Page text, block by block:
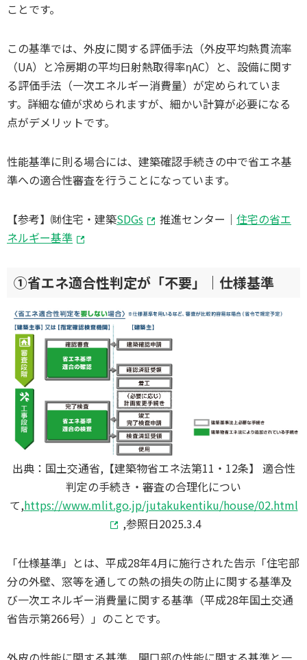
ことです。
この基準では、外皮に関する評価手法（外皮平均熱貫流率
（UA）と冷房期の平均日射熱取得率ηAC）と、設備に関す
る評価手法（一次エネルギー消費量）が定められていま
す。詳細な値が求められますが、細かい計算が必要になる
点がデメリットです。
性能基準に則る場合には、建築確認手続きの中で省エネ基
準への適合性審査を行うことになっています。
【参考】㈶住宅・建築SDGs 推進センター｜ 住宅の省エ
ネルギー基準
①省エネ適合性判定が「不要」｜仕様基準
出典：国土交通省,【建築物省エネ法第11・12条】 適合性
判定の手続き・審査の合理化につい
て,https://www.mlit.go.jp/jutakukentiku/house/02.html
,参照日2025.3.4
「仕様基準」とは、平成28年4月に施行された告示「住宅部
分の外壁、窓等を通しての熱の損失の防止に関する基準及
び一次エネルギー消費量に関する基準（平成28年国土交通
省告示第266号）」のことです。